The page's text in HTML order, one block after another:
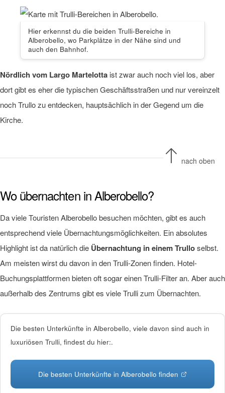
Hier erkennst du die beiden Trulli-Bereiche in
Alberobello, wo Parkplätze in der Nähe sind und
auch den Bahnhof.
Nördlich vom Largo Martelotta ist zwar auch noch viel los, aber
dort gibt es eher die typischen Geschäftsstraßen und nur vereinzelt
noch Trullo zu entdecken, hauptsächlich in der Gegend um die
Kirche.
nach oben
Wo übernachten in Alberobello?
Da viele Touristen Alberobello besuchen möchten, gibt es auch
entsprechend viele Übernachtungsmöglichkeiten. Ein absolutes
Highlight ist da natürlich die Übernachtung in einem Trulloselbst.
Am meisten wirst du davon in den Trulli-Zonen finden. Hotel-
Buchungsplattformen bieten oft sogar einen Trulli-Filter an. Aber auch
außerhalb des Zentrums gibt es viele Trulli zum Übernachten.
Die besten Unterkünfte in Alberobello, viele davon sind auch in
luxuriösen Trulli, findest du hier:.
Die besten Unterkünfte in Alberobello finden